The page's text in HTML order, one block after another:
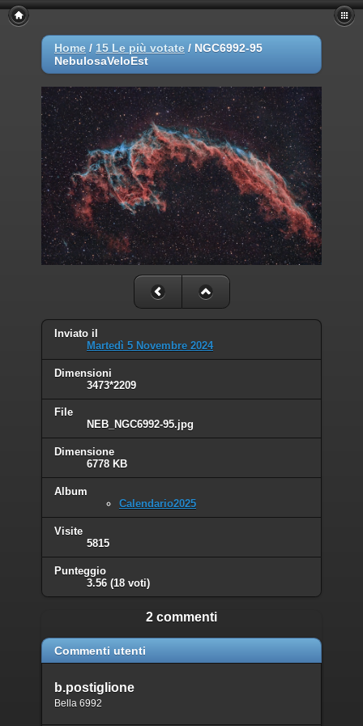
Home / 15 Le più votate / NGC6992-95
NebulosaVeloEst
Inviato il
Martedì 5 Novembre 2024
Dimensioni
3473*2209
File
NEB_NGC6992-95.jpg
Dimensione
6778 KB
Album
Calendario2025
Visite
5815
Punteggio
3.56 (18 voti)
2 commenti
Commenti utenti
b.postiglione
Bella 6992